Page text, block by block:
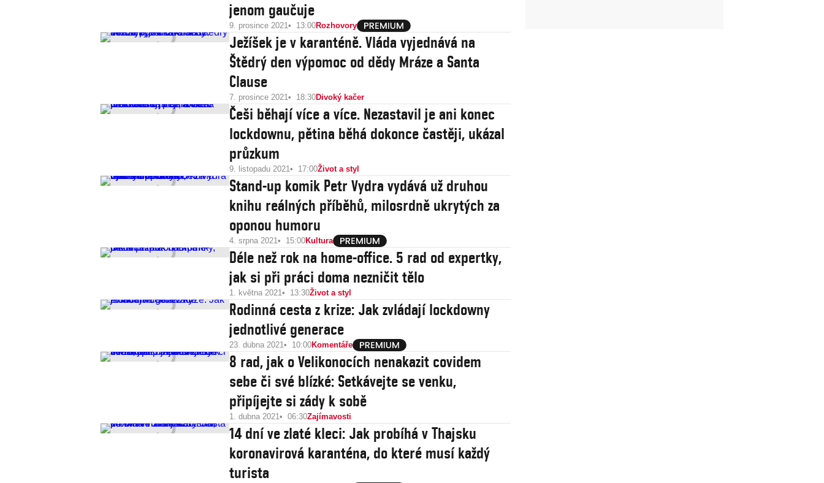
jenom gaučuje
9. prosince 2021 13:00Rozhovory
Ježíšek je v karanténě. Vláda vyjednává na
Štědrý den výpomoc od dědy Mráze a Santa
Clause
7. prosince 2021 18:30Divoký kačer
Češi běhají více a více. Nezastavil je ani konec
lockdownu, pětina běhá dokonce častěji, ukázal
průzkum
9. listopadu 2021 17:00Život a styl
Stand-up komik Petr Vydra vydává už druhou
knihu reálných příběhů, milosrdně ukrytých za
oponou humoru
4. srpna 2021 15:00Kultura
Déle než rok na home-office. 5 rad od expertky,
jak si při práci doma nezničit tělo
1. května 2021 13:30Život a styl
Rodinná cesta z krize: Jak zvládají lockdowny
jednotlivé generace
23. dubna 2021 10:00Komentáře
8 rad, jak o Velikonocích nenakazit covidem
sebe či své blízké: Setkávejte se venku,
připíjejte si zády k sobě
1. dubna 2021 06:30Zajímavosti
14 dní ve zlaté kleci: Jak probíhá v Thajsku
koronavirová karanténa, do které musí každý
turista